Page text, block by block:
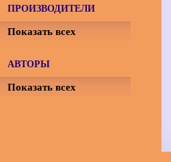
ПРОИЗВОДИТЕЛИ
Показать всех
АВТОРЫ
Показать всех